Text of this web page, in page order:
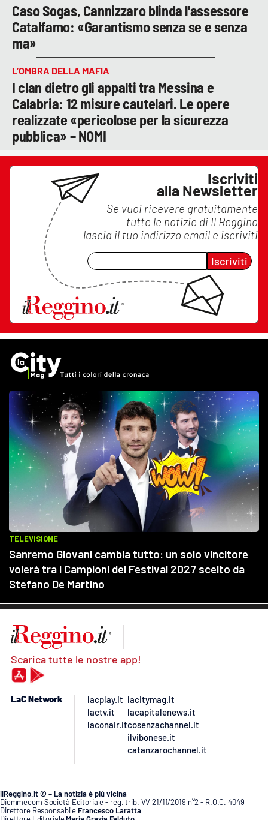
Caso Sogas, Cannizzaro blinda l'assessore
Catalfamo: «Garantismo senza se e senza
ma»
L’OMBRA DELLA MAFIA
I clan dietro gli appalti tra Messina e
Calabria: 12 misure cautelari. Le opere
realizzate «pericolose per la sicurezza
pubblica» – NOMI
Iscriviti
alla Newsletter
Se vuoi ricevere gratuitamente
tutte le notizie di Il Reggino
lascia il tuo indirizzo email e iscriviti
Iscriviti
Scarica tutte le nostre app!
LaC Network
lacplay.it
lactv.it
laconair.it
lacitymag.it
lacapitalenews.it
cosenzachannel.it
ilvibonese.it
catanzarochannel.it
ilReggino.it © – La notizia è più vicina
Diemmecom Società Editoriale - reg. trib. VV 21/11/2019 n°2 - R.O.C. 4049
Direttore Responsabile Francesco Laratta